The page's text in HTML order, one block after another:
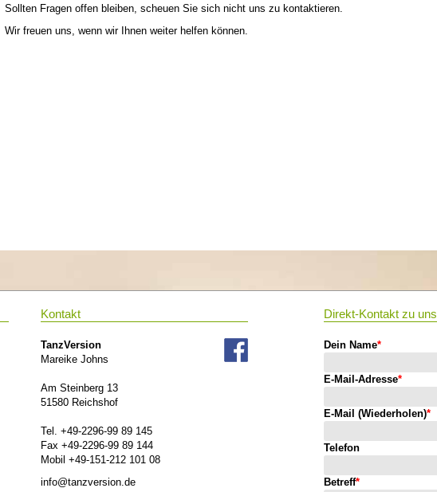
Sollten Fragen offen bleiben, scheuen Sie sich nicht uns zu kontaktieren.
Wir freuen uns, wenn wir Ihnen weiter helfen können.
Kontakt
TanzVersion
Mareike Johns
Am Steinberg 13
51580 Reichshof
Tel. +49-2296-99 89 145
Fax +49-2296-99 89 144
Mobil +49-151-212 101 08
info@tanzversion.de
Direkt-Kontakt zu uns
Dein Name*
E-Mail-Adresse*
E-Mail (Wiederholen)*
Telefon
Betreff*